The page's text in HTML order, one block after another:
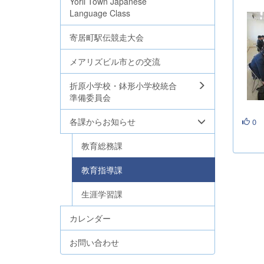
0
Language Class
寄居町駅伝競走大会
メアリズビル市との交流
折原小学校・鉢形小学校統合
準備委員会
各課からお知らせ
教育総務課
教育指導課
生涯学習課
カレンダー
お問い合わせ